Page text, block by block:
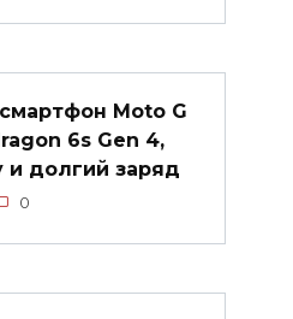
Moto G
6s Gen 4,
и долгий заряд
0